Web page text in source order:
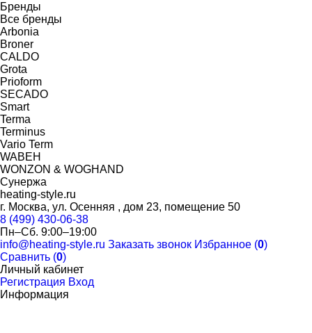
Бренды
Все бренды
Arbonia
Broner
CALDO
Grota
Prioform
SECADO
Smart
Terma
Terminus
Vario Term
WABEH
WONZON & WOGHAND
Сунержа
heating-style.ru
г. Москва, ул. Осенняя , дом 23, помещение 50
8 (499) 430-06-38
Пн–Сб. 9:00–19:00
info@heating-style.ru Заказать звонок Избранное (0)
Сравнить (0)
Личный кабинет
Регистрация Вход
Информация